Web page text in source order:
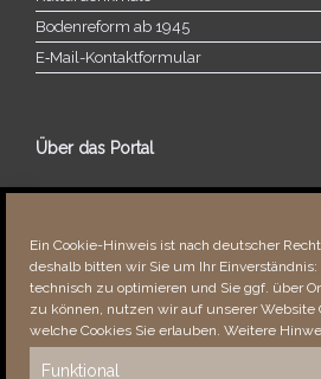
Ein Cookie-Hinweis ist nach deutscher
deshalb bitten wir Sie um Ihr
technisch zu optimieren und Sie ggf. über
zu können, nutzen wir auf unserer Website
welche Cookies Sie erlauben. Weitere
Funktional
Bodenreform ab 1945
E‑Mail-​​Kontaktformular
Über das Portal
Über dieses Portal
Fehler bemerkt?